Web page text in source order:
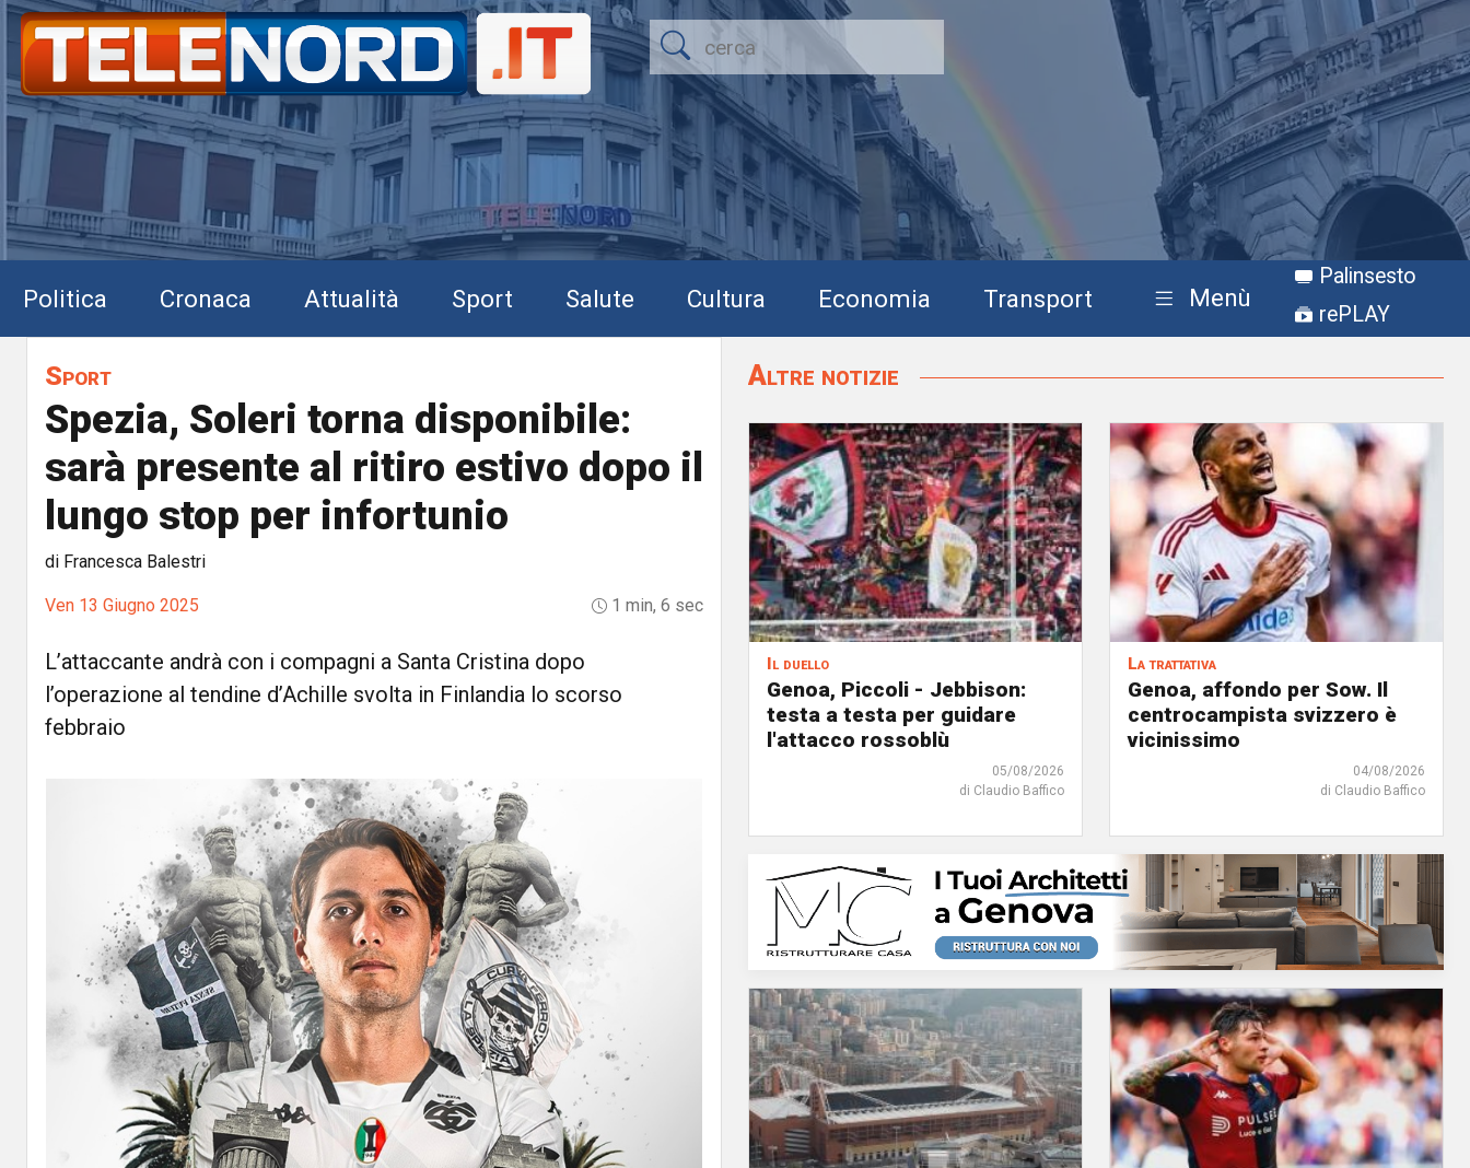
Politica Cronaca Attualità Sport Salute Cultura Economia Transport Menù
Palinsesto
rePLAY
Sport
Spezia, Soleri torna disponibile:
sarà presente al ritiro estivo dopo il
lungo stop per infortunio
di Francesca Balestri
Ven 13 Giugno 2025 1 min, 6 sec
L’attaccante andrà con i compagni a Santa Cristina dopo
l’operazione al tendine d’Achille svolta in Finlandia lo scorso
febbraio
Altre notizie
Il duello
Genoa, Piccoli - Jebbison:
testa a testa per guidare
l'attacco rossoblù
05/08/2026
di Claudio Baffico
La trattativa
Genoa, affondo per Sow. Il
centrocampista svizzero è
vicinissimo
04/08/2026
di Claudio Baffico